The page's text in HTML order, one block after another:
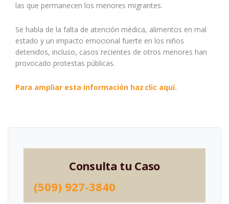
las que permanecen los menores migrantes.
Se habla de la falta de atención médica, alimentos en mal
estado y un impacto emocional fuerte en los niños
detenidos, incluso, casos recientes de otros menores han
provocado protestas públicas.
Para ampliar esta información haz clic aquí.
Consulta tu Caso
(509) 927-3840